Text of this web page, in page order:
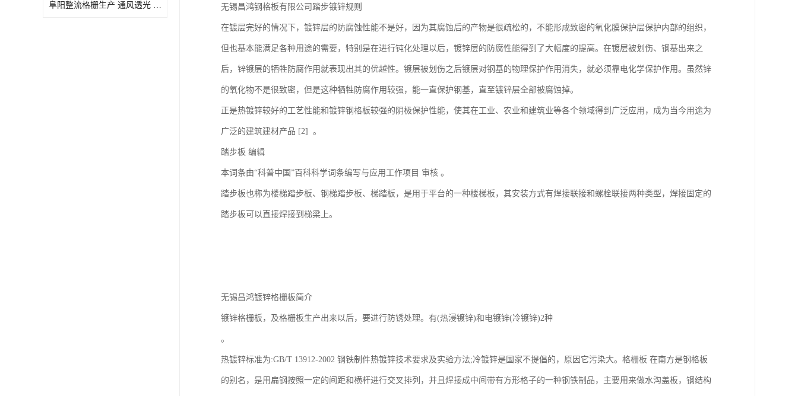
阜阳整流格栅生产 通风透光 免清理和维护 无锡昌鸿钢格板有限公司踏步镀锌规则
在镀层完好的情况下，镀锌层的防腐蚀性能不是好，因为其腐蚀后的产物是很疏松的，不能形成致密的氧化膜保护层保护内部的组织，
但也基本能满足各种用途的需要，特别是在进行钝化处理以后，镀锌层的防腐性能得到了大幅度的提高。在镀层被划伤、钢基出来之
后，锌镀层的牺牲防腐作用就表现出其的优越性。镀层被划伤之后镀层对钢基的物理保护作用消失，就必须靠电化学保护作用。虽然锌
的氧化物不是很致密，但是这种牺牲防腐作用较强，能一直保护钢基，直至镀锌层全部被腐蚀掉。
正是热镀锌较好的工艺性能和镀锌钢格板较强的阴极保护性能，使其在工业、农业和建筑业等各个领域得到广泛应用，成为当今用途为
广泛的建筑建材产品 [2] 。
踏步板 编辑
本词条由“科普中国”百科科学词条编写与应用工作项目 审核 。
踏步板也称为楼梯踏步板、钢梯踏步板、梯踏板，是用于平台的一种楼梯板，其安装方式有焊接联接和螺栓联接两种类型，焊接固定的
踏步板可以直接焊接到梯梁上。
无锡昌鸿镀锌格栅板简介
镀锌格栅板，及格栅板生产出来以后，要进行防锈处理。有(热浸镀锌)和电镀锌(冷镀锌)2种
。
热镀锌标准为:GB/T 13912-2002 钢铁制件热镀锌技术要求及实验方法;冷镀锌是国家不提倡的，原因它污染大。格栅板 在南方是钢格板
的别名，是用扁钢按照一定的间距和横杆进行交叉排列，并且焊接成中间带有方形格子的一种钢铁制品，主要用来做水沟盖板，钢结构